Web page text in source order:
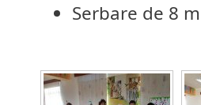
Serbare de 8